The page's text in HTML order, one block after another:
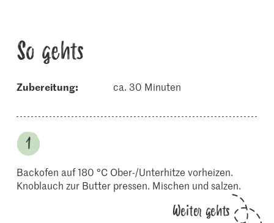
So gehts
Zubereitung: ca. 30 Minuten
Backofen auf 180 °C Ober-/Unterhitze vorheizen.
Knoblauch zur Butter pressen. Mischen und salzen.
Weiter gehts